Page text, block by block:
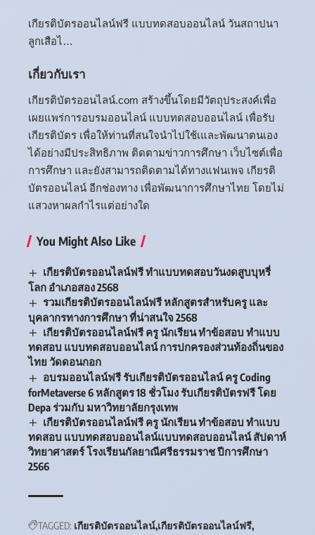
เกียรติบัตรออนไลน์ฟรี แบบทดสอบออนไลน์ วันสถาปนา
ลูกเสือไ…
เกี่ยวกับเรา
เกียรติบัตรออนไลน์.com สร้างขึ้นโดยมีวัตถุประสงค์เพื่อ
เผยแพร่การอบรมออนไลน์ แบบทดสอบออนไลน์ เพื่อรับ
เกียรติบัตร เพื่อให้ท่านที่สนใจนำไปใช้เและพัฒนาตนเอง
ได้อย่างมีประสิทธิภาพ ติดตามข่าวการศึกษา เว็บไซต์เพื่อ
การศึกษา และยังสามารถติดตามได้ทางแฟนเพจ เกียรติ
บัตรออนไลน์ อีกช่องทาง เพื่อพัฒนาการศึกษาไทย โดยไม่
แสวงหาผลกำไรแต่อย่างใด
You Might Also Like
เกียรติบัตรออนไลน์ฟรี ทำแบบทดสอบวันงดสูบบุหรี่
โลก อำเภอสอง 2568
รวมเกียรติบัตรออนไลน์ฟรี หลักสูตรสำหรับครู และ
บุคลากรทางการศึกษา ที่น่าสนใจ 2568
เกียรติบัตรออนไลน์ฟรี ครู นักเรียน ทำข้อสอบ ทำแบบ
ทดสอบ แบบทดสอบออนไลน์ การปกครองส่วนท้องถิ่นของ
ไทย วัดดอนกอก
อบรมออนไลน์ฟรี รับเกียรติบัตรออนไลน์ ครู Coding
forMetaverse 6 หลักสูตร 18 ชั่วโมง รับเกียรติบัตรฟรี โดย
Depa ร่วมกับ มหาวิทยาลัยกรุงเทพ
เกียรติบัตรออนไลน์ฟรี ครู นักเรียน ทำข้อสอบ ทำแบบ
ทดสอบ แบบทดสอบออนไลน์แบบทดสอบออนไลน์ สัปดาห์
วิทยาศาสตร์ โรงเรียนกัลยาณีศรีธรรมราช ปีการศึกษา
2566
TAGGED: เกียรติบัตรออนไลน์ เกียรติบัตรออนไลน์ฟรี